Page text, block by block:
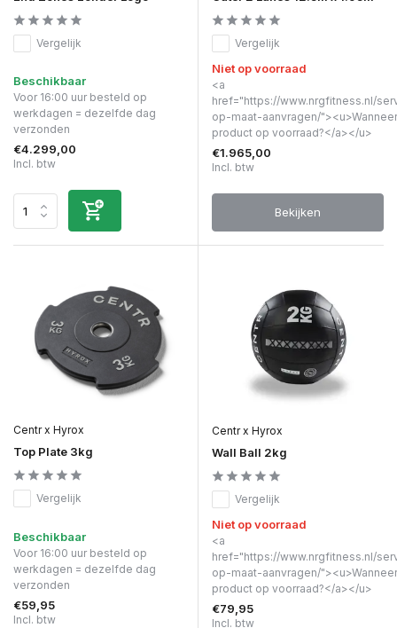
Vergelijk
Beschikbaar
Voor 16:00 uur besteld op
werkdagen = dezelfde dag
verzonden
€4.299,00
Incl. btw
Vergelijk
Niet op voorraad
<a
href="https://www.nrgfitness.nl/
op-maat-aanvragen/
product op voorraad?</a></u>
€1.965,00
Incl. btw
Bekijken
Centr x Hyrox
Top Plate 3kg
Vergelijk
Beschikbaar
Voor 16:00 uur besteld op
werkdagen = dezelfde dag
verzonden
€59,95
Incl. btw
Centr x Hyrox
Wall Ball 2kg
Vergelijk
Niet op voorraad
<a
href="https://www.nrgfitness.nl/
op-maat-aanvragen/
product op voorraad?</a></u>
€79,95
Incl. btw